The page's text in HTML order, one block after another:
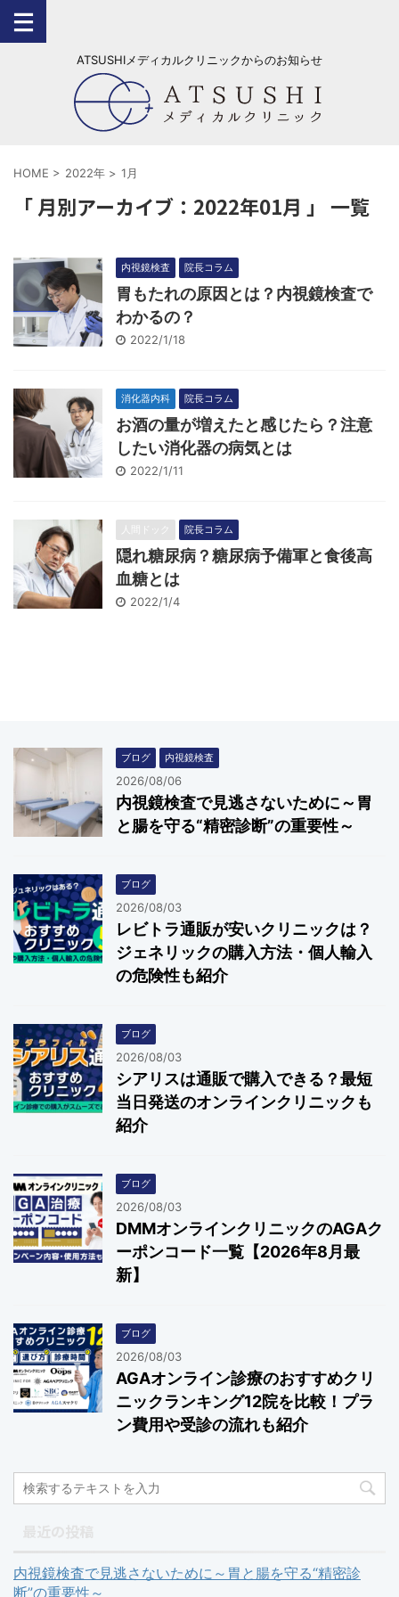
ATSUSHIメディカルクリニックからのお知らせ
HOME > 2022年 > 1月
「 月別アーカイブ：2022年01月 」 一覧
内視鏡検査 院長コラム
胃もたれの原因とは？内視鏡検査で
わかるの？
2022/1/18
消化器内科 院長コラム
お酒の量が増えたと感じたら？注意
したい消化器の病気とは
2022/1/11
人間ドック 院長コラム
隠れ糖尿病？糖尿病予備軍と食後高
血糖とは
2022/1/4
ブログ 内視鏡検査
2026/08/06
内視鏡検査で見逃さないために～胃
と腸を守る“精密診断”の重要性～
ブログ
2026/08/03
レビトラ通販が安いクリニックは？
ジェネリックの購入方法・個人輸入
の危険性も紹介
ブログ
2026/08/03
シアリスは通販で購入できる？最短
当日発送のオンラインクリニックも
紹介
ブログ
2026/08/03
DMMオンラインクリニックのAGAク
ーポンコード一覧【2026年8月最
新】
ブログ
2026/08/03
AGAオンライン診療のおすすめクリ
ニックランキング12院を比較！プラ
ン費用や受診の流れも紹介
内視鏡検査で見逃さないために～胃と腸を守る“精密診
断”の重要性～